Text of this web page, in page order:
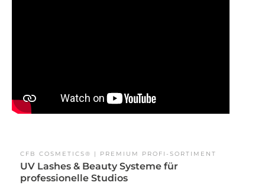
CFB COSMETICS® | PREMIUM PROFI-SORTIMENT
UV Lashes & Beauty Systeme für
professionelle Studios